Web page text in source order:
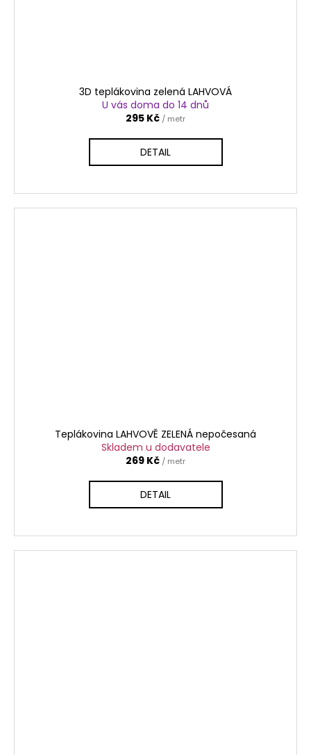
3D teplákovina zelená LAHVOVÁ
U vás doma do 14 dnů
295 Kč / metr
DETAIL
Teplákovina LAHVOVĚ ZELENÁ nepočesaná
Skladem u dodavatele
269 Kč / metr
DETAIL